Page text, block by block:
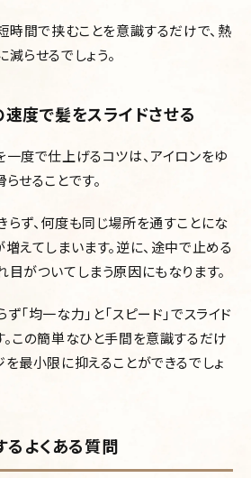
時間で挟むことを意識するだけで、熱
らせるでしょう。
速度で髪をスライドさせる
一度で仕上げるコツは、アイロンをゆ
せることです。
らず、何度も同じ場所を通すことにな
えてしまいます。逆に、途中で止める
目がついてしまう原因にもなります。
「均一な力」と「スピード」でスライド
。この簡単なひと手間を意識するだけ
最小限に抑えることができるでしょ
るよくある質問